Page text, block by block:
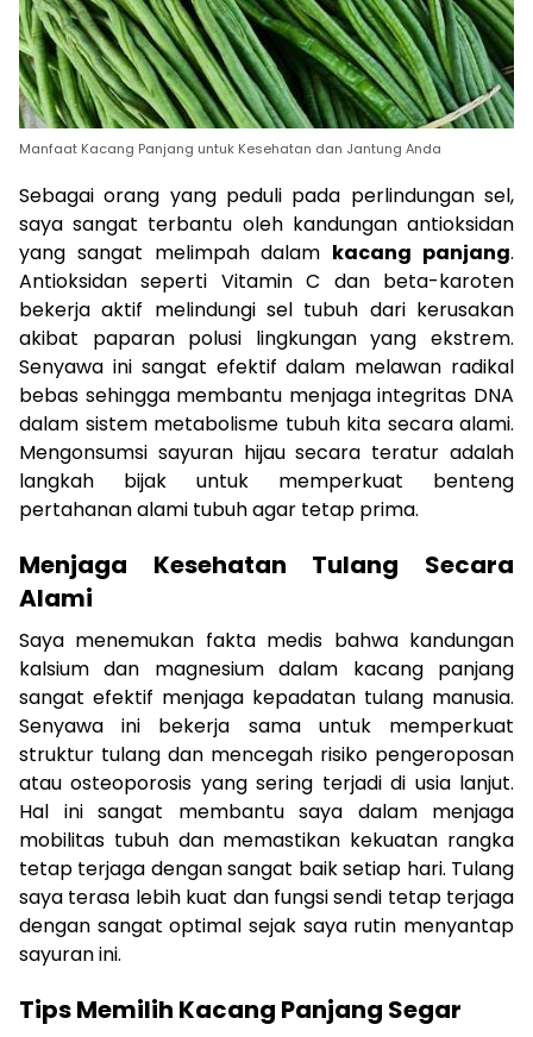
Manfaat Kacang Panjang untuk Kesehatan dan Jantung Anda
Sebagai orang yang peduli pada perlindungan sel,
saya sangat terbantu oleh kandungan antioksidan
yang sangat melimpah dalam kacang panjang.
Antioksidan seperti Vitamin C dan beta-karoten
bekerja aktif melindungi sel tubuh dari kerusakan
akibat paparan polusi lingkungan yang ekstrem.
Senyawa ini sangat efektif dalam melawan radikal
bebas sehingga membantu menjaga integritas DNA
dalam sistem metabolisme tubuh kita secara alami.
Mengonsumsi sayuran hijau secara teratur adalah
langkah bijak untuk memperkuat benteng
pertahanan alami tubuh agar tetap prima.
Menjaga Kesehatan Tulang Secara
Alami
Saya menemukan fakta medis bahwa kandungan
kalsium dan magnesium dalam kacang panjang
sangat efektif menjaga kepadatan tulang manusia.
Senyawa ini bekerja sama untuk memperkuat
struktur tulang dan mencegah risiko pengeroposan
atau osteoporosis yang sering terjadi di usia lanjut.
Hal ini sangat membantu saya dalam menjaga
mobilitas tubuh dan memastikan kekuatan rangka
tetap terjaga dengan sangat baik setiap hari. Tulang
saya terasa lebih kuat dan fungsi sendi tetap terjaga
dengan sangat optimal sejak saya rutin menyantap
sayuran ini.
Tips Memilih Kacang Panjang Segar